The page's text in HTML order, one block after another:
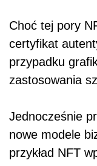
Choć tej pory
certyfikat
przypadku
zastosowania
Jednocześnie
nowe modele
przykład NFT